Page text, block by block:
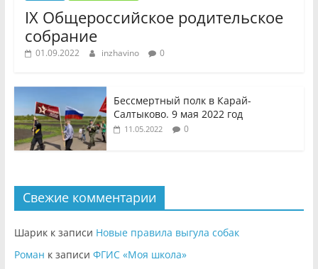
IX Общероссийское родительское
собрание
01.09.2022 inzhavino 0
Бессмертный полк в Карай-
Салтыково. 9 мая 2022 год
11.05.2022 0
Свежие комментарии
Шарикк записи Новые правила выгула собак
Роман к записи ФГИС «Моя школа»